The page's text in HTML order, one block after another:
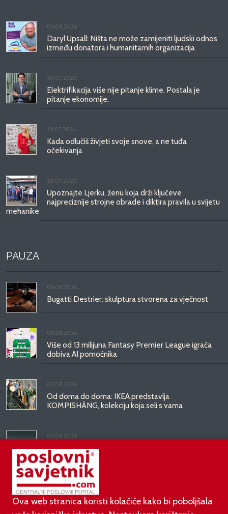
06.08.2026.
Daryl Upsall: Ništa ne može zamijeniti ljudski odnos
između donatora i humanitarnih organizacija
30.07.2026.
Elektrifikacija više nije pitanje klime. Postala je
pitanje ekonomije.
29.07.2026.
Kada odlučiš živjeti svoje snove, a ne tuđa
očekivanja
20.07.2026.
Upoznajte Ljerku, ženu koja drži ključeve
najpreciznije strojne obrade i diktira pravila u svijetu
mehanike
PAUZA
06.08.2026.
Bugatti Destrier: skulptura stvorena za vječnost
06.08.2026.
Više od 13 milijuna Fantasy Premier League igrača
dobiva AI pomoćnika
03.08.2026.
Od doma do doma: IKEA predstavlja
KOMPISHÄNG, kolekciju koja seli s vama
03.08.2026.
Kineski BYD predstavio luksuznu limuzinu veću od
Mercedesove S-klase, obećava domet do 1.000
kilometara
Ova web stranica koristi kolačiće kako bi poboljšala